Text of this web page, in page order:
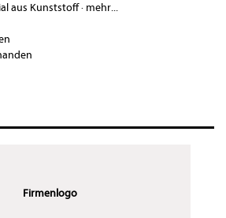
aus Kunststoff· mehr...
Firmenlogo